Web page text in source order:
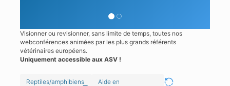
Visionner ou revisionner, sans limite de temps, toutes nos
webconférences animées par les plus grands référents
vétérinaires européens.
Uniquement accessible aux ASV !
Reptiles/amphibiens
Aide en